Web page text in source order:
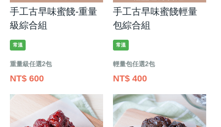
手工古早味蜜餞-重量
級綜合組
常溫
重量級任選2包
NT$ 600
手工古早味蜜餞輕量
包綜合組
常溫
輕量包任選2包
NT$ 400